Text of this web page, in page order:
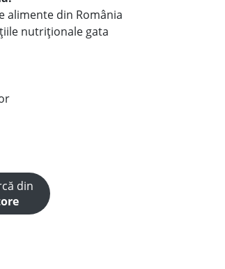
alimente din România
nutriționale gata
din